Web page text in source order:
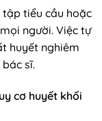
tập tiểu cầu hoặc
người. Việc tự
huyết nghiêm
sĩ.
cơ huyết khối